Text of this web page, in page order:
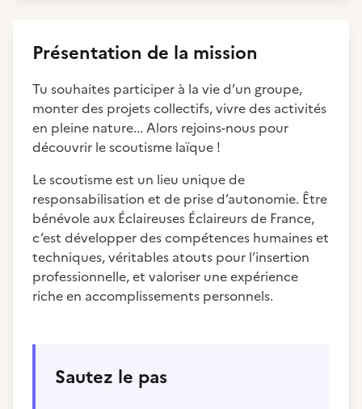
Présentation de la mission
Tu souhaites participer à la vie d’un groupe,
monter des projets collectifs, vivre des activités
en pleine nature... Alors rejoins-nous pour
découvrir le scoutisme laïque !
Le scoutisme est un lieu unique de
responsabilisation et de prise d’autonomie. Être
bénévole aux Éclaireuses Éclaireurs de France,
c’est développer des compétences humaines et
techniques, véritables atouts pour l’insertion
professionnelle, et valoriser une expérience
riche en accomplissements personnels.
Sautez le pas